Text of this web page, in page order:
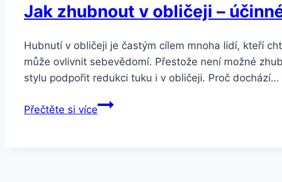
Jak zhubnout v obličeji –
Hubnutí v obličeji je častým cílem mnoha lidí, kteří
může ovlivnit sebevědomí. Přestože není možné
stylu podpořit redukci tuku i v obličeji. Proč dochází…
Přečtěte si víceJak